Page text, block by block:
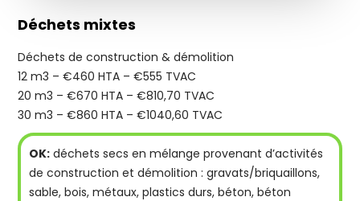
Déchets mixtes
Déchets de construction & démolition
12 m3 – €460 HTA – €555 TVAC
20 m3 – €670 HTA – €810,70 TVAC
30 m3 – €860 HTA – €1040,60 TVAC
OK: déchets secs en mélange provenant d’activités
de construction et démolition : gravats/briquaillons,
sable, bois, métaux, plastics durs, béton, béton